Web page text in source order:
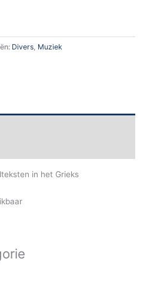
Divers, Muziek
in het Grieks